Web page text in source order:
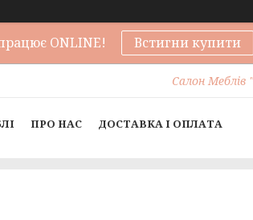
ONLINE! Встигни купити
Салон Меблів
ПРО НАС ДОСТАВКА І ОПЛАТА